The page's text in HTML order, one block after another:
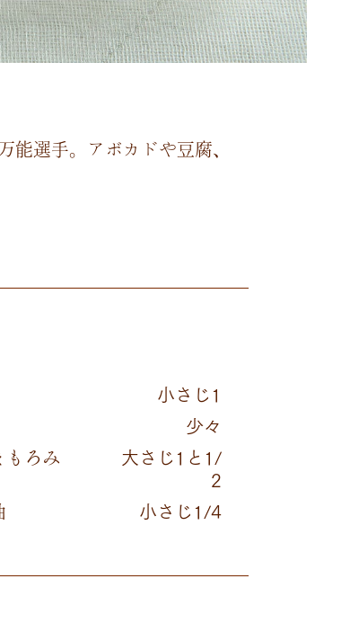
能選手。アボカドや豆腐、
小さじ1
少々
もろみ 大さじ1と1/
2
小さじ1/4